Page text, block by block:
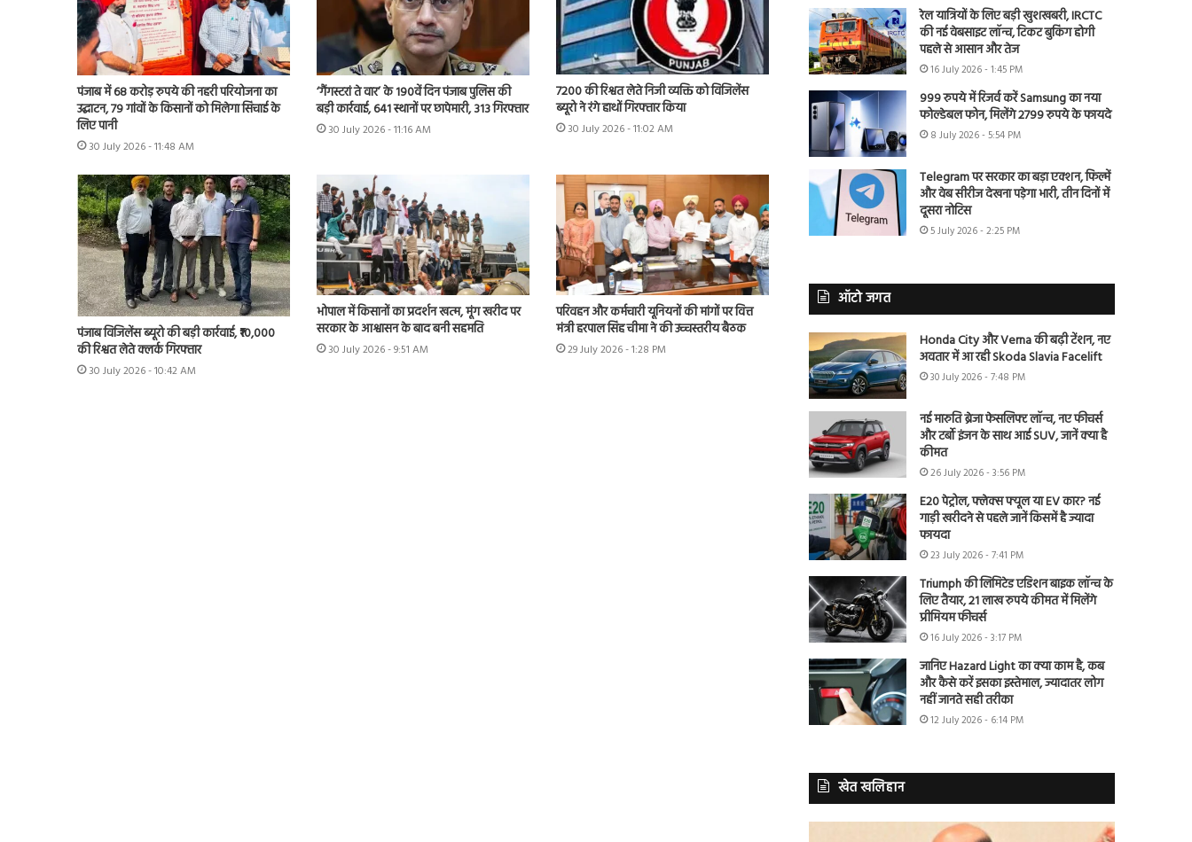
पंजाब में 68 करोड़ रुपये की नहरी परियोजना का
उद्घाटन, 79 गांवों के किसानों को मिलेगा सिंचाई के
लिए पानी
30 July 2026 - 11:48 AM
‘गैंगस्टरां ते वार’ के 190वें दिन पंजाब पुलिस की
बड़ी कार्रवाई, 641 स्थानों पर छापेमारी, 313 गिरफ्तार
30 July 2026 - 11:16 AM
7200 की रिश्वत लेते निजी व्यक्ति को विजिलेंस
ब्यूरो ने रंगे हाथों गिरफ्तार किया
30 July 2026 - 11:02 AM
पंजाब विजिलेंस ब्यूरो की बड़ी कार्रवाई, ₹10,000
की रिश्वत लेते क्लर्क गिरफ्तार
30 July 2026 - 10:42 AM
भोपाल में किसानों का प्रदर्शन खत्म, मूंग खरीद पर
सरकार के आश्वासन के बाद बनी सहमति
30 July 2026 - 9:51 AM
परिवहन और कर्मचारी यूनियनों की मांगों पर वित्त
मंत्री हरपाल सिंह चीमा ने की उच्चस्तरीय बैठक
29 July 2026 - 1:28 PM
रेल यात्रियों के लिए बड़ी खुशखबरी, IRCTC
की नई वेबसाइट लॉन्च, टिकट बुकिंग होगी
पहले से आसान और तेज
16 July 2026 - 1:45 PM
999 रुपये में रिजर्व करें Samsung का नया
फोल्डेबल फोन, मिलेंगे 2799 रुपये के फायदे
8 July 2026 - 5:54 PM
Telegram पर सरकार का बड़ा एक्शन, फिल्में
और वेब सीरीज देखना पड़ेगा भारी, तीन दिनों में
दूसरा नोटिस
5 July 2026 - 2:25 PM
ऑटो जगत
Honda City और Verna की बढ़ी टेंशन, नए
अवतार में आ रही Skoda Slavia Facelift
30 July 2026 - 7:48 PM
नई मारुति ब्रेजा फेसलिफ्ट लॉन्च, नए फीचर्स
और टर्बो इंजन के साथ आई SUV, जानें क्या है
कीमत
26 July 2026 - 3:56 PM
E20 पेट्रोल, फ्लेक्स फ्यूल या EV कार? नई
गाड़ी खरीदने से पहले जानें किसमें है ज्यादा
फायदा
23 July 2026 - 7:41 PM
Triumph की लिमिटेड एडिशन बाइक लॉन्च के
लिए तैयार, 21 लाख रुपये कीमत में मिलेंगे
प्रीमियम फीचर्स
16 July 2026 - 3:17 PM
जानिए Hazard Light का क्या काम है, कब
और कैसे करें इसका इस्तेमाल, ज्यादातर लोग
नहीं जानते सही तरीका
12 July 2026 - 6:14 PM
खेत खलिहान